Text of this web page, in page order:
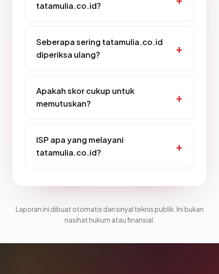
tatamulia.co.id?
Seberapa sering tatamulia.co.id
diperiksa ulang?
Apakah skor cukup untuk
memutuskan?
ISP apa yang melayani
tatamulia.co.id?
Laporan ini dibuat otomatis dari sinyal teknis publik. Ini bukan
nasihat hukum atau finansial.